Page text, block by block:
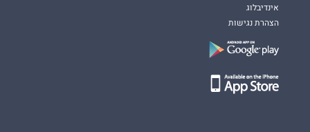
אינדיבלוג
הצהרת נגישות